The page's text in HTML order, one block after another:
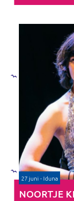
27 juni - Iduna
NOORTJE